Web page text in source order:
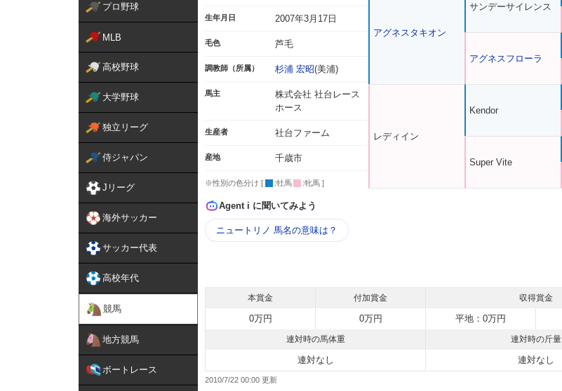
プロ野球
MLB
高校野球
大学野球
独立リーグ
侍ジャパン
Jリーグ
海外サッカー
サッカー代表
高校年代
競馬
地方競馬
ボートレース
生年月日 2007年3月17日
毛色 芦毛
調教師（所属） 杉浦 宏昭(美浦)
馬主
株式会社 社台レース
ホース
生産者 社台ファーム
産地 千歳市
※性別の色分け [ :牡馬 :牝馬 ]
アグネスタキオン
レディイン
サンデーサイレンス
アグネスフローラ
Kendor
Super Vite
Agent i に聞いてみよう
ニュートリノ 馬名の意味は？
本賞金 付加賞金 収得賞金
0万円 0万円 平地：0万円
連対時の馬体重 連対時の斤量
連対なし 連対なし
2010/7/22 00:00